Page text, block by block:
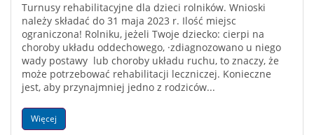
Turnusy rehabilitacyjne dla dzieci rolników. Wnioski
należy składać do 31 maja 2023 r. Ilość miejsc
ograniczona! Rolniku, jeżeli Twoje dziecko: cierpi na
choroby układu oddechowego, ·zdiagnozowano u niego
wady postawy lub choroby układu ruchu, to znaczy, że
może potrzebować rehabilitacji leczniczej. Konieczne
jest, aby przynajmniej jedno z rodziców...
Więcej